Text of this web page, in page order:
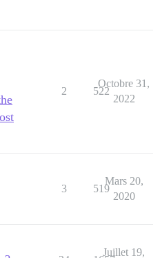
2 522
Octobre 31,
2022
3 519
Mars 20,
2020
Juillet 19,